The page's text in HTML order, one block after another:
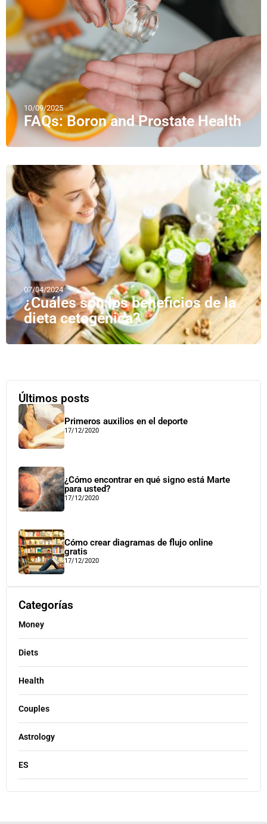
10/09/2025
FAQs: Boron and Prostate Health
07/04/2024
¿Cuáles son los beneficios de la
dieta cetogénica?
Últimos posts
Primeros auxilios en el deporte
17/12/2020
¿Cómo encontrar en qué signo está Marte
para usted?
17/12/2020
Cómo crear diagramas de flujo online
gratis
17/12/2020
Categorías
Money
Diets
Health
Couples
Astrology
ES